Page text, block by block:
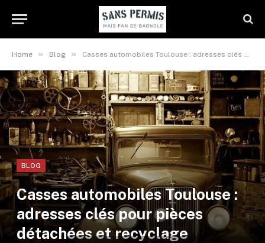
Home » Blog » Casses automobiles Toulouse : adresses clés pour pièces détachées et recyclage
BLOG
Casses automobiles Toulouse :
adresses clés pour pièces
détachées et recyclage